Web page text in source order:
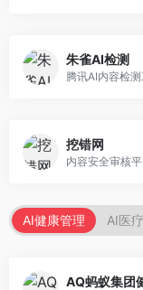
朱雀AI检测
挖错网
AI健康管理 AI医